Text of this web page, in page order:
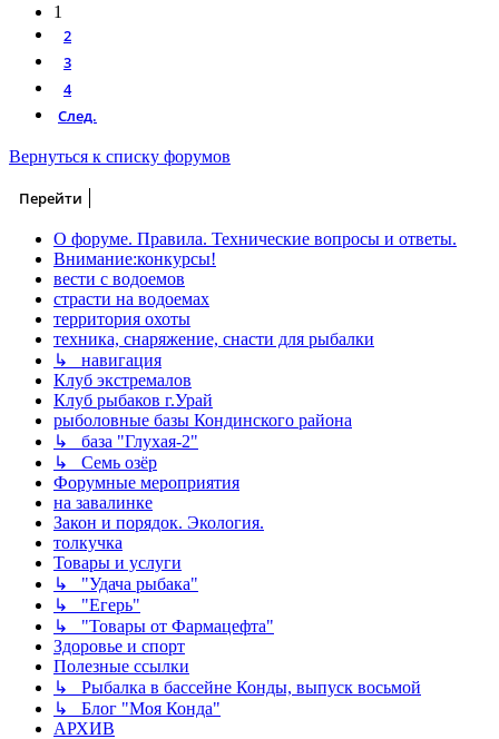
1
2
3
4
След.
Вернуться к списку форумов
Перейти
О форуме. Правила. Технические вопросы и ответы.
Внимание:конкурсы!
вести с водоемов
страсти на водоемах
территория охоты
техника, снаряжение, снасти для рыбалки
↳ навигация
Клуб экстремалов
Клуб рыбаков г.Урай
рыболовные базы Кондинского района
↳ база "Глухая-2"
↳ Семь озёр
Форумные мероприятия
на завалинке
Закон и порядок. Экология.
толкучка
Товары и услуги
↳ "Удача рыбака"
↳ "Егерь"
↳ "Товары от Фармацефта"
Здоровье и спорт
Полезные ссылки
↳ Рыбалка в бассейне Конды, выпуск восьмой
↳ Блог "Моя Конда"
АРХИВ